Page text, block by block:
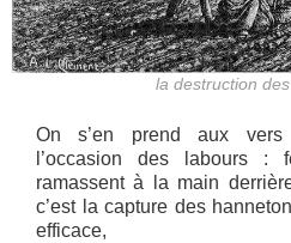
la destruction
On s’en prend aux vers
l’occasion des labours :
ramassent à la main
c’est la capture des
efficace,